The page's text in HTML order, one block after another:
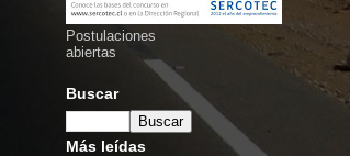
Postulaciones
abiertas
Buscar
Más leídas